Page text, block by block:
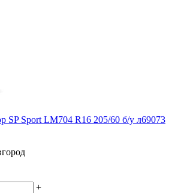
Sport LM704 R16 205/60 б/у л69073
+